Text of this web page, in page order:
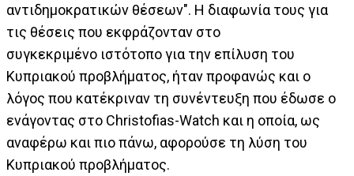
αντιδημοκρατικών θέσεων". Η διαφωνία τους για
τις θέσεις που εκφράζονταν στο
συγκεκριμένο ιστότοπο για την επίλυση του
Κυπριακού προβλήματος, ήταν προφανώς και ο
λόγος που κατέκριναν τη συνέντευξη που έδωσε ο
ενάγοντας στο Christofias-Watch και η οποία, ως
αναφέρω και πιο πάνω, αφορούσε τη λύση του
Κυπριακού προβλήματος.